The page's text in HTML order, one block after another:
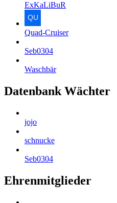
ExKaLiBuR
Quad-Cruiser
Seb0304
Waschbär
Datenbank Wächter
jojo
schnucke
Seb0304
Ehrenmitglieder